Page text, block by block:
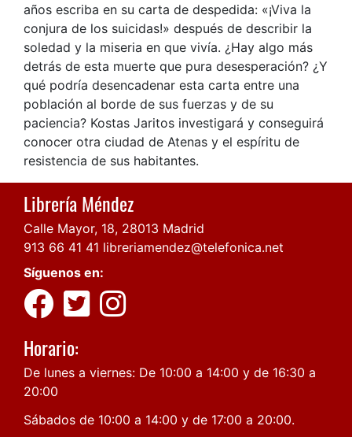
años escriba en su carta de despedida: «¡Viva la
conjura de los suicidas!» después de describir la
soledad y la miseria en que vivía. ¿Hay algo más
detrás de esta muerte que pura desesperación? ¿Y
qué podría desencadenar esta carta entre una
población al borde de sus fuerzas y de su
paciencia? Kostas Jaritos investigará y conseguirá
conocer otra ciudad de Atenas y el espíritu de
resistencia de sus habitantes.
Librería Méndez
Calle Mayor, 18, 28013 Madrid
913 66 41 41 libreriamendez@telefonica.net
Síguenos en:
Horario:
De lunes a viernes: De 10:00 a 14:00 y de 16:30 a
20:00
Sábados de 10:00 a 14:00 y de 17:00 a 20:00.